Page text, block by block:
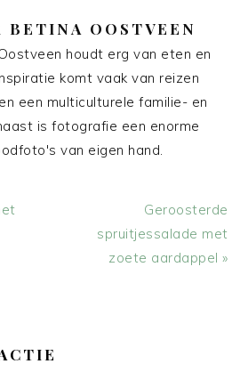
BETINA OOSTVEEN
houdt erg van eten en
komt vaak van reizen
een multiculturele familie- en
is fotografie een enorme
van eigen hand.
Volgend
bericht:
Geroosterde
spruitjessalade met
zoete aardappel »